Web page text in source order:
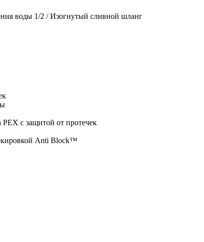
воды 1/2 / Изогнутый сливной шланг
с защитой от протечек
Anti Block™